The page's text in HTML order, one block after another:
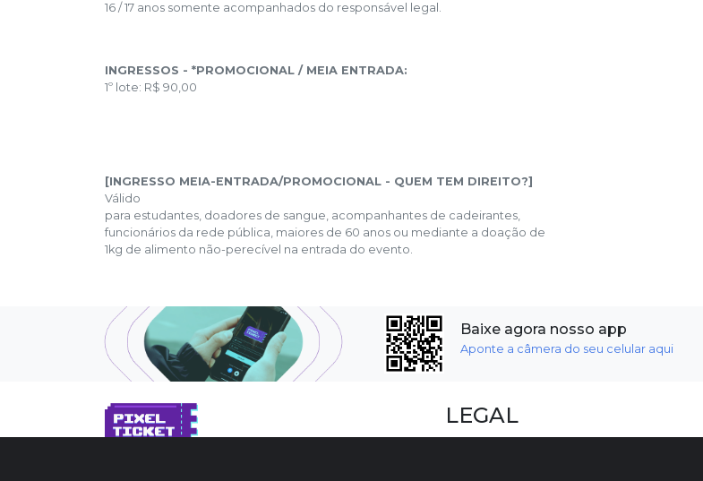
16 / 17 anos somente acompanhados do responsável legal.
INGRESSOS - *PROMOCIONAL / MEIA ENTRADA:
1º lote: R$ 90,00
[INGRESSO MEIA-ENTRADA/PROMOCIONAL - QUEM TEM DIREITO?]
Válido
para estudantes, doadores de sangue, acompanhantes de cadeirantes,
funcionários da rede pública, maiores de 60 anos ou mediante a doação de
1kg de alimento não-perecível na entrada do evento.
Baixe agora nosso app
Aponte a câmera do seu celular aqui
LEGAL